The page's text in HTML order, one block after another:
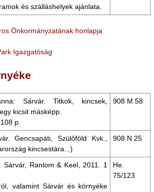
és szálláshelyek ajánlata.
Önkormányzatának honlapja
Igazgatóság
Sárvár. Titkok, kincsek,
kicsit másképp.
p.
908 M 58
Gencsapáti, Szülőföld Kvk.,
kincsestára...)
908 N 25
Sárvár, Ranlom & Keel, 2011. 1
valamint Sárvár és környéke
He.
75/123